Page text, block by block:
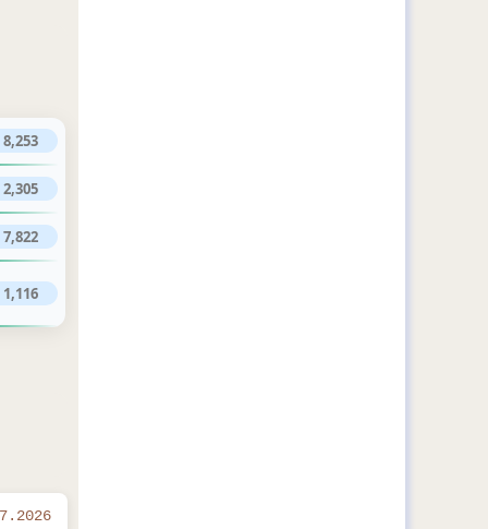
8,253
2,305
7,822
1,116